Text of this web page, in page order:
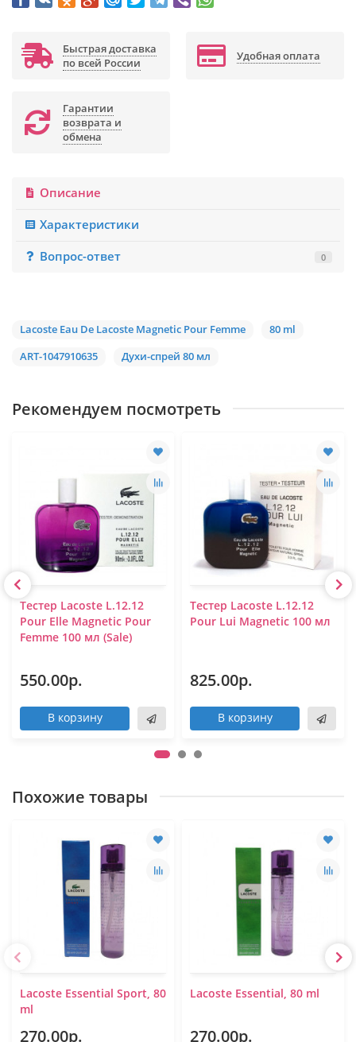
Быстрая доставка
по всей России
Удобная оплата
Гарантии
возврата и
обмена
Описание
Характеристики
Вопрос-ответ
0
Lacoste Eau De Lacoste Magnetic Pour Femme
80 ml
ART-1047910635
Духи-спрей 80 мл
Рекомендуем посмотреть
Тестер Lacoste L.12.12
Pour Elle Magnetic Pour
Femme 100 мл (Sale)
550.00р.
В корзину
Тестер Lacoste L.12.12
Pour Lui Magnetic 100 мл
825.00р.
В корзину
Похожие товары
Lacoste Essential Sport, 80
ml
270.00р.
Lacoste Essential, 80 ml
270.00р.